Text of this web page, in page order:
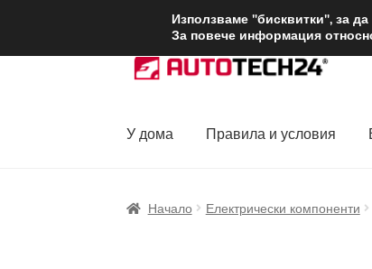
ДОСТАВКА
Skip
to
Skip
to
У дома Правила и условия
Начало Електрически компоненти
Използваме "бисквитки", за
За повече информация